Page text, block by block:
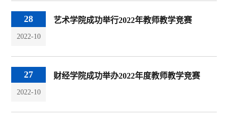
28
2022-10
艺术学院成功举行2022年教师教学竞赛
27
2022-10
财经学院成功举办2022年度教师教学竞赛